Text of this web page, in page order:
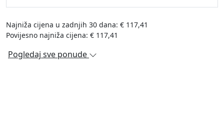
Najniža cijena u zadnjih 30 dana: € 117,41
Povijesno najniža cijena: € 117,41
Pogledaj sve ponude